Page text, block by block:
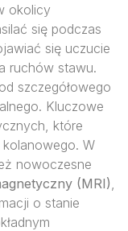
okolicy
się podczas
się uczucie
ruchów stawu.
szczegółowego
Kluczowe
które
W
nowoczesne
(MRI),
o stanie